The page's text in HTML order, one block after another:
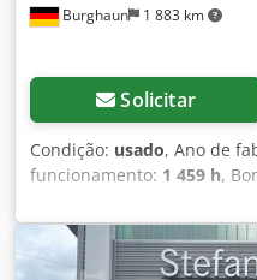
Burghaun 1 883 km
Solicitar
Condição: usado, Ano de
funcionamento: 1 459 h,
vibratório combinado, ano
operação: apenas 1.459h,
Asphalt Manager 2,